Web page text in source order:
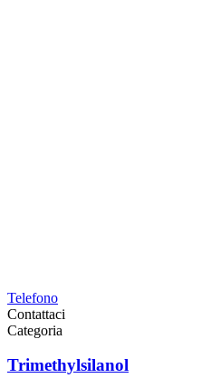
Telefono
Contattaci
Categoria
Trimethylsilanol